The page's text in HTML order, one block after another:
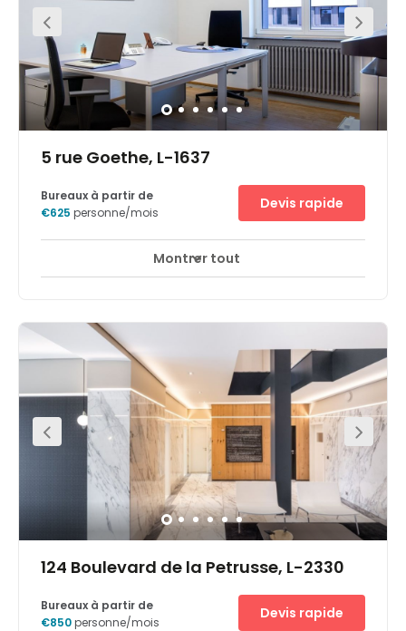
5 rue Goethe, L-1637
Accès 24 heures sur 24 Centre-ville
Institutionen und 20 Minuten vom internationalen
Flughafen entfernt.
Bureaux à partir de
€625 personne/mois
Devis rapide
Montrer tout
124 Boulevard de la Petrusse, L-2330
Bureaux à partir de
€850personne/mois
Devis rapide